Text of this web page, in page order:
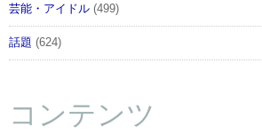
芸能・アイドル (499)
話題 (624)
コンテンツ